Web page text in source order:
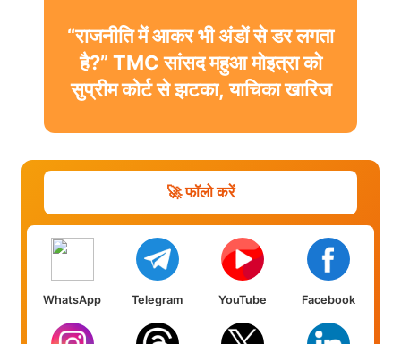
“राजनीति में आकर भी अंडों से डर लगता
है?” TMC सांसद महुआ मोइत्रा को
सुप्रीम कोर्ट से झटका, याचिका खारिज
🚀 फॉलो करें
WhatsApp Telegram YouTube Facebook